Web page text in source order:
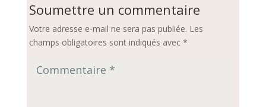
Soumettre un commentaire
Votre adresse e-mail ne sera pas publiée. Les
champs obligatoires sont indiqués avec *